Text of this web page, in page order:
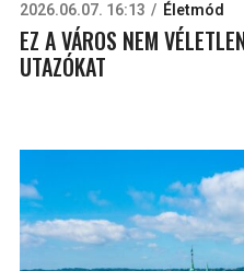
2026.06.07. 16:13 Életmód
EZ A VÁROS NEM
UTAZÓKAT